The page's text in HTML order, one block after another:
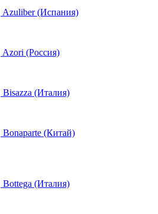
Azuliber (Испания)
Azori (Россия)
Bisazza (Италия)
Bonaparte (Китай)
Bottega (Италия)